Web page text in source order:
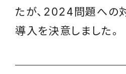
たが、2024問題への
導入を決意しました。